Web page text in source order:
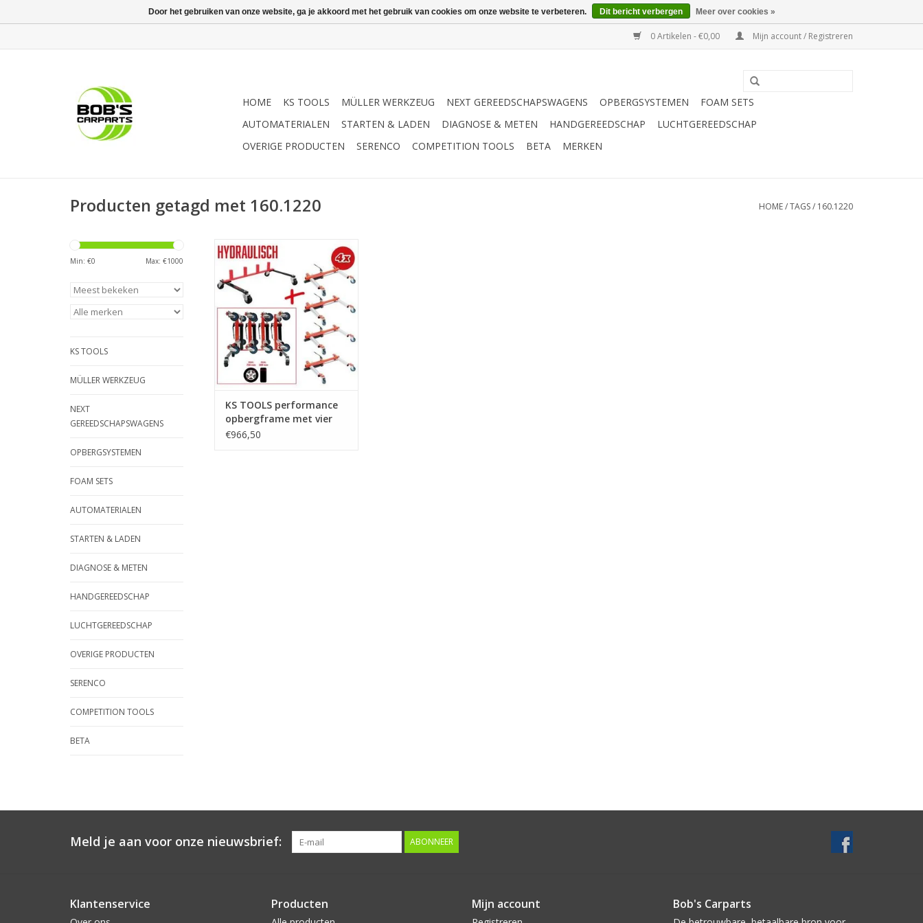
0 Artikelen - €0,00 Mijn account / Registreren
HOME KS TOOLS MÜLLER WERKZEUG NEXT GEREEDSCHAPSWAGENS OPBERGSYSTEMEN
FOAM SETS
AUTOMATERIALEN
STARTEN & LADEN DIAGNOSE & METEN HANDGEREEDSCHAP
LUCHTGEREEDSCHAP
OVERIGE PRODUCTEN
SERENCO COMPETITION TOOLS BETA MERKEN
Producten getagd met 160.1220 HOME/TAGS/ 160.1220
Min: €0 Max: €1000
KS TOOLS
MÜLLER WERKZEUG
NEXT
GEREEDSCHAPSWAGENS
OPBERGSYSTEMEN
FOAM SETS
AUTOMATERIALEN
STARTEN & LADEN
DIAGNOSE & METEN
HANDGEREEDSCHAP
LUCHTGEREEDSCHAP
OVERIGE PRODUCTEN
SERENCO
COMPETITION TOOLS
BETA
- universeel te gebruiken aan
bestuurders- en passagierszijde
| - zwenkwielen maken rangeren
van auto's mogelijk in de kleinste
ruimtes | - Ideaal voor het
manoeuvreren van auto's op
vaste ondergrond | - eenvoudig
verplaatsbaar in alle richtingen |
- voor
TOEVOEGEN AAN WINKELWAGEN
KS TOOLS performance
opbergframe met vier
hydraulische
€966,50
Meld je aan voor onze nieuwsbrief: ABONNEER
Klantenservice Producten Mijn account Bob's Carparts
Door het gebruiken van onze website, ga je akkoord met het gebruik van cookies om onze website te verbeteren. Dit bericht verbergen Meer over cookies »